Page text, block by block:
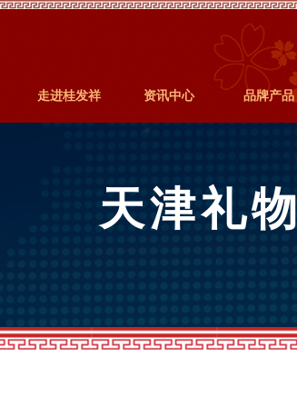
走进桂发祥 资讯中心 品牌产品
天津礼物